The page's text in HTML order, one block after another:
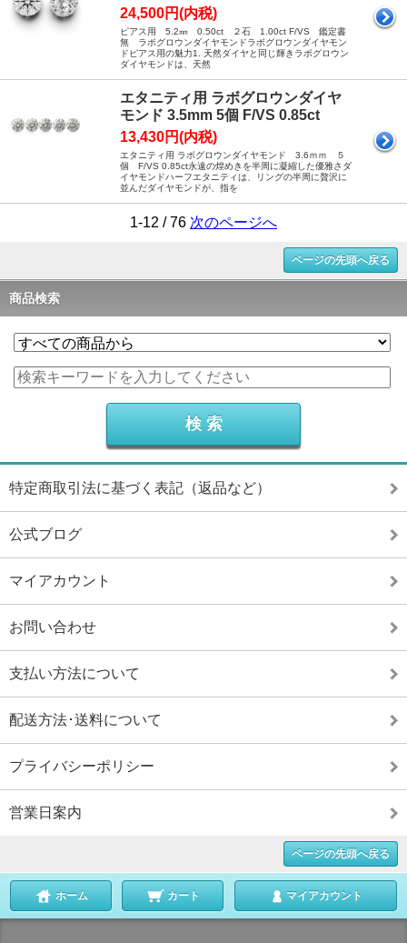
24,500円(内税)
ピアス用 5.2㎜ 0.50ct ２石 1.00ct F/VS 鑑定書
無 ラボグロウンダイヤモンドラボグロウンダイヤモン
ドピアス用の魅力1. 天然ダイヤと同じ輝きラボグロウン
ダイヤモンドは、天然
エタニティ用 ラボグロウンダイヤ
モンド 3.5mm 5個 F/VS 0.85ct
13,430円(内税)
エタニティ用 ラボグロウンダイヤモンド 3.6ｍｍ ５
個 F/VS 0.85ct永遠の煌めきを半周に凝縮した優雅さダ
イヤモンドハーフエタニティは、リングの半周に贅沢に
並んだダイヤモンドが、指を
1-12 / 76 次のページへ
ページの先頭へ戻る
商品検索
特定商取引法に基づく表記（返品など）
公式ブログ
マイアカウント
お問い合わせ
支払い方法について
配送方法･送料について
プライバシーポリシー
営業日案内
ページの先頭へ戻る
ホーム カート マイアカウント